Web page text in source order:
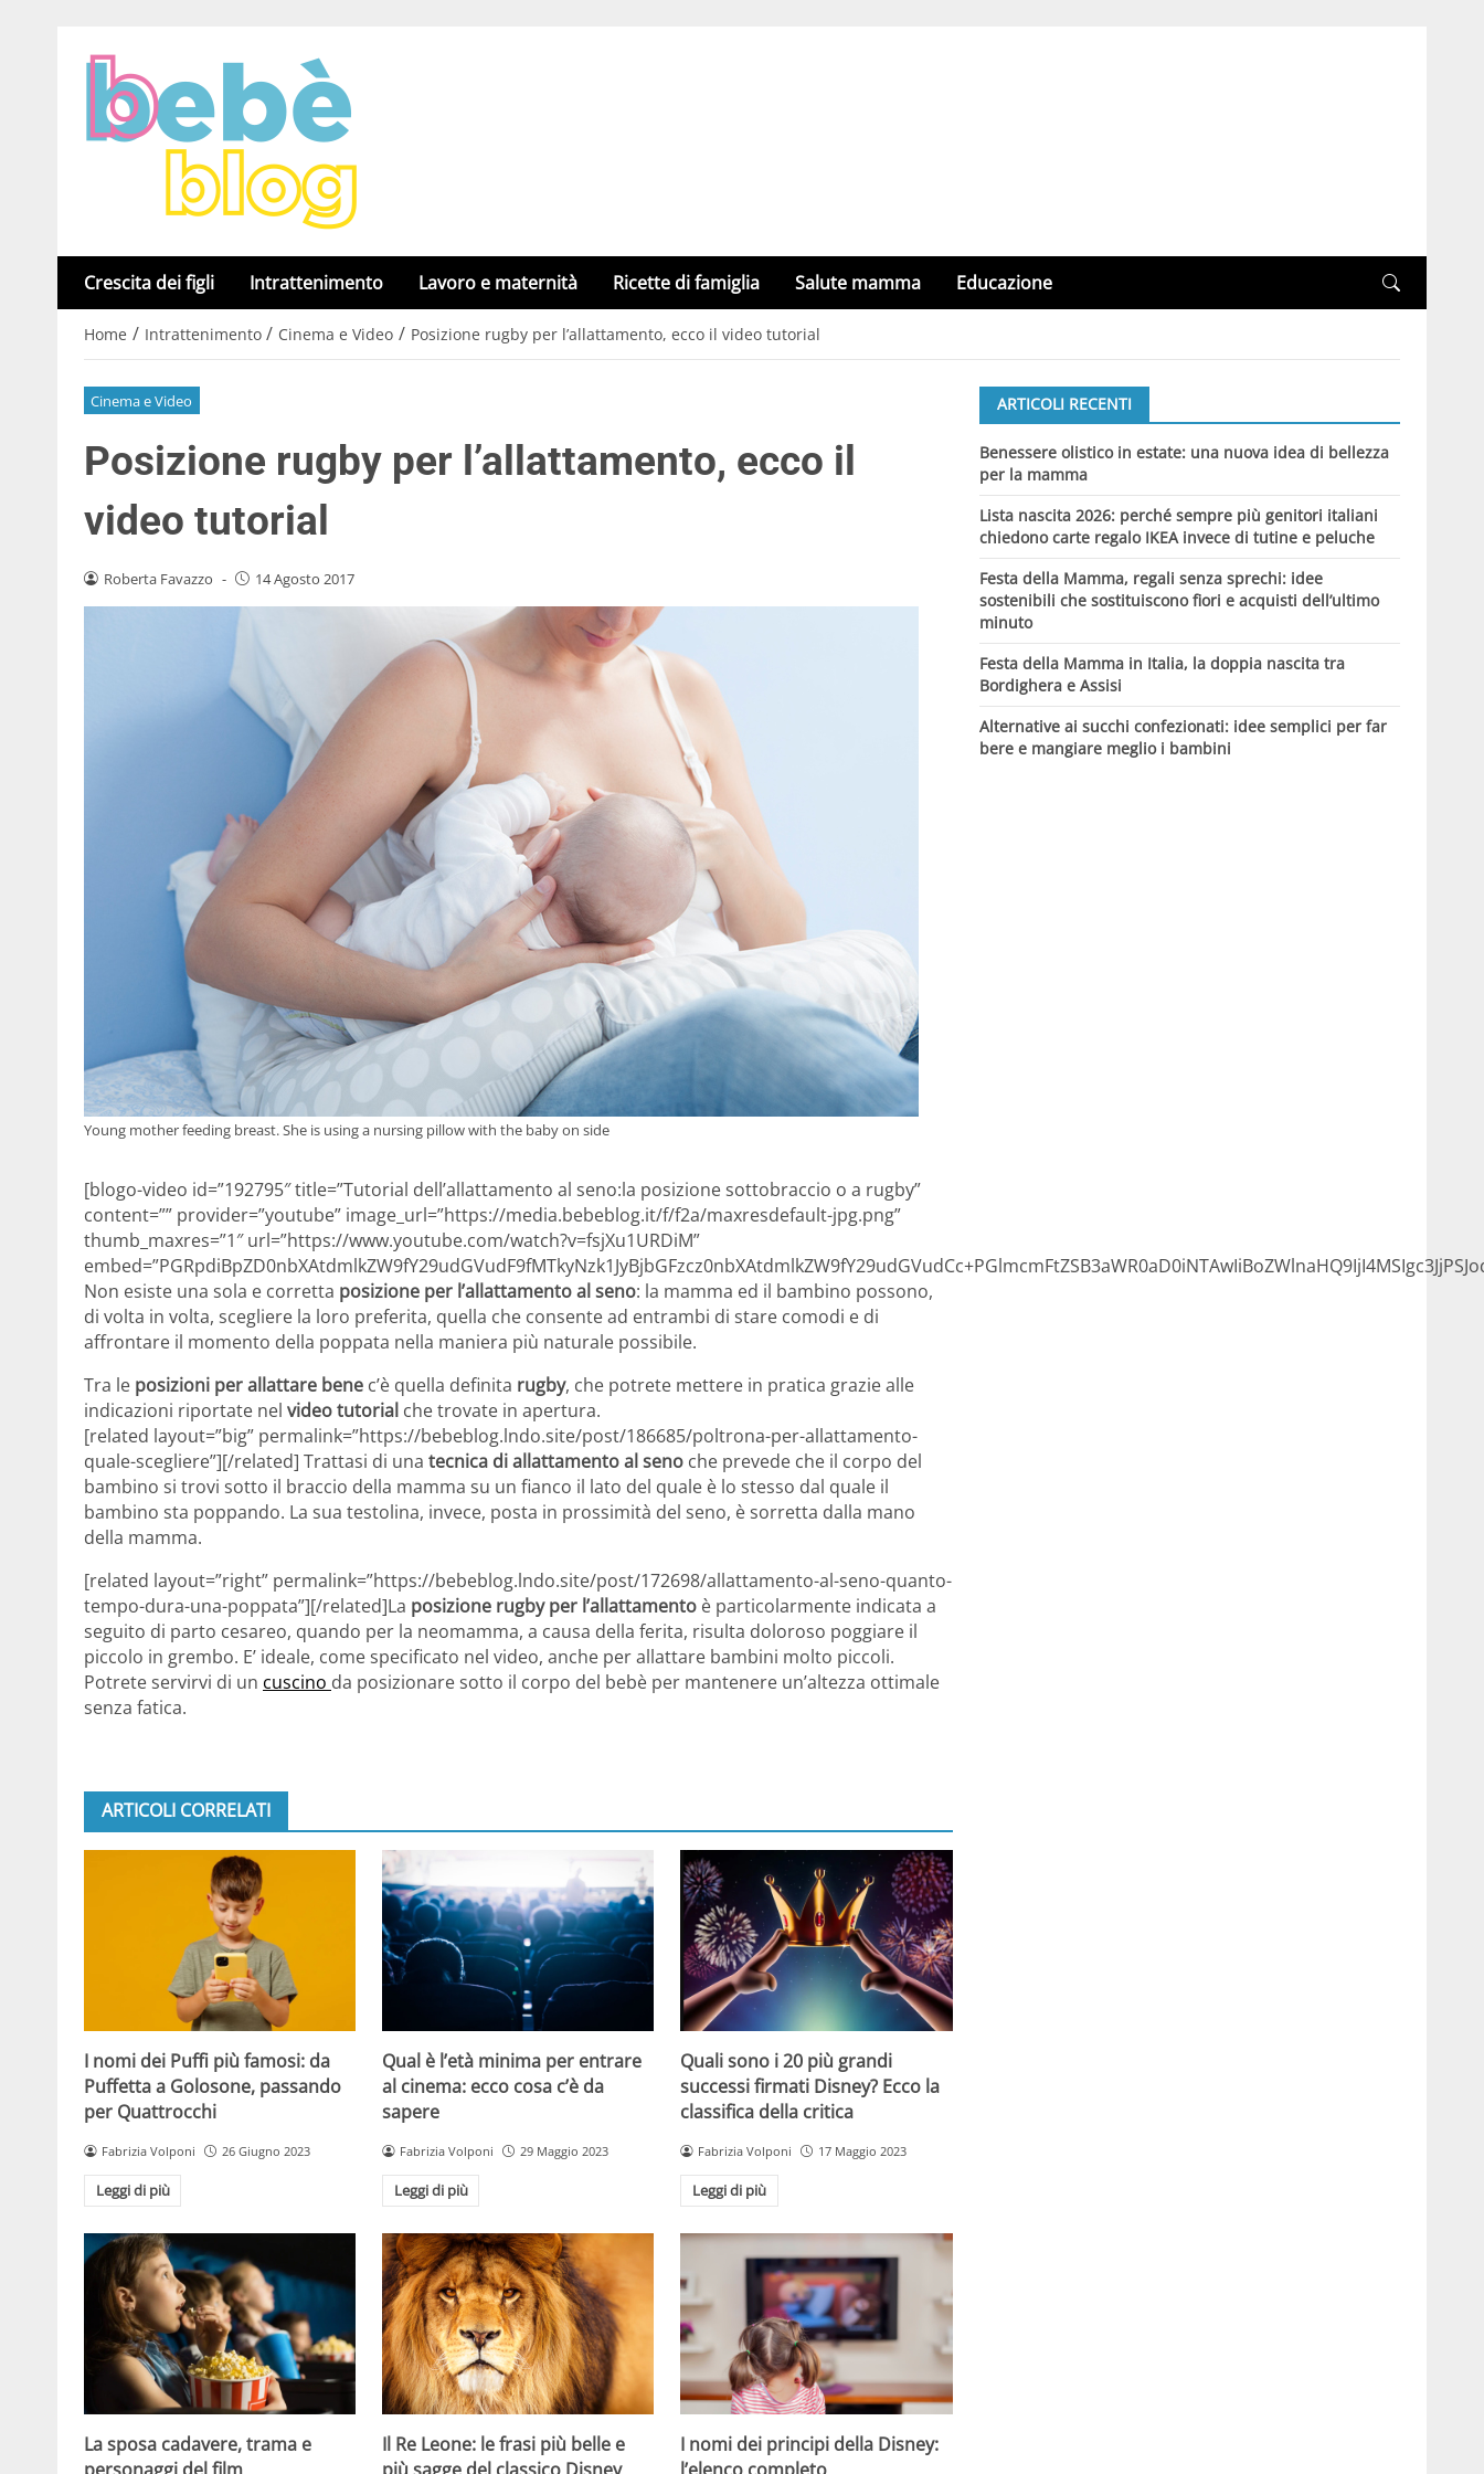
Crescita dei figli Intrattenimento Lavoro e maternità Ricette di famiglia Salute mamma Educazione
Home / Intrattenimento / Cinema e Video / Posizione rugby per l’allattamento, ecco il video tutorial
Cinema e Video
Posizione rugby per l’allattamento, ecco il
video tutorial
Roberta Favazzo - 14 Agosto 2017
Young mother feeding breast. She is using a nursing pillow with the baby on side
[blogo-video id=”192795″ title=”Tutorial dell’allattamento al seno:la posizione sottobraccio o a rugby”
content=”” provider=”youtube” image_url=”https://media.bebeblog.it/f/f2a/maxresdefault-jpg.png”
thumb_maxres=”1″ url=”https://www.youtube.com/watch?v=fsjXu1URDiM”
Non esiste una sola e corretta posizione per l’allattamento al seno: la mamma ed il bambino possono,
di volta in volta, scegliere la loro preferita, quella che consente ad entrambi di stare comodi e di
affrontare il momento della poppata nella maniera più naturale possibile.
Tra le posizioni per allattare bene c’è quella definita rugby, che potrete mettere in pratica grazie alle
indicazioni riportate nel video tutorial che trovate in apertura.
[related layout=”big” permalink=”https://bebeblog.lndo.site/post/186685/poltrona-per-allattamento-
quale-scegliere”][/related] Trattasi di una tecnica di allattamento al seno che prevede che il corpo del
bambino si trovi sotto il braccio della mamma su un fianco il lato del quale è lo stesso dal quale il
bambino sta poppando. La sua testolina, invece, posta in prossimità del seno, è sorretta dalla mano
della mamma.
[related layout=”right” permalink=”https://bebeblog.lndo.site/post/172698/allattamento-al-seno-quanto-
tempo-dura-una-poppata”][/related]La posizione rugby per l’allattamento è particolarmente indicata a
seguito di parto cesareo, quando per la neomamma, a causa della ferita, risulta doloroso poggiare il
piccolo in grembo. E’ ideale, come specificato nel video, anche per allattare bambini molto piccoli.
Potrete servirvi di un cuscino da posizionare sotto il corpo del bebè per mantenere un’altezza ottimale
senza fatica.
ARTICOLI CORRELATI
I nomi dei Puffi più famosi: da
Puffetta a Golosone, passando
per Quattrocchi
Fabrizia Volponi 26 Giugno 2023
Leggi di più
Qual è l’età minima per entrare
al cinema: ecco cosa c’è da
sapere
Fabrizia Volponi 29 Maggio 2023
Leggi di più
Quali sono i 20 più grandi
successi firmati Disney? Ecco la
classifica della critica
Fabrizia Volponi 17 Maggio 2023
Leggi di più
La sposa cadavere, trama e
Il Re Leone: le frasi più belle e
I nomi dei principi della Disney:
ARTICOLI RECENTI
Benessere olistico in estate: una nuova idea di bellezza
per la mamma
Lista nascita 2026: perché sempre più genitori italiani
chiedono carte regalo IKEA invece di tutine e peluche
Festa della Mamma, regali senza sprechi: idee
sostenibili che sostituiscono fiori e acquisti dell’ultimo
minuto
Festa della Mamma in Italia, la doppia nascita tra
Bordighera e Assisi
Alternative ai succhi confezionati: idee semplici per far
bere e mangiare meglio i bambini